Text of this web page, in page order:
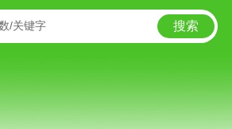
/关键字 搜索